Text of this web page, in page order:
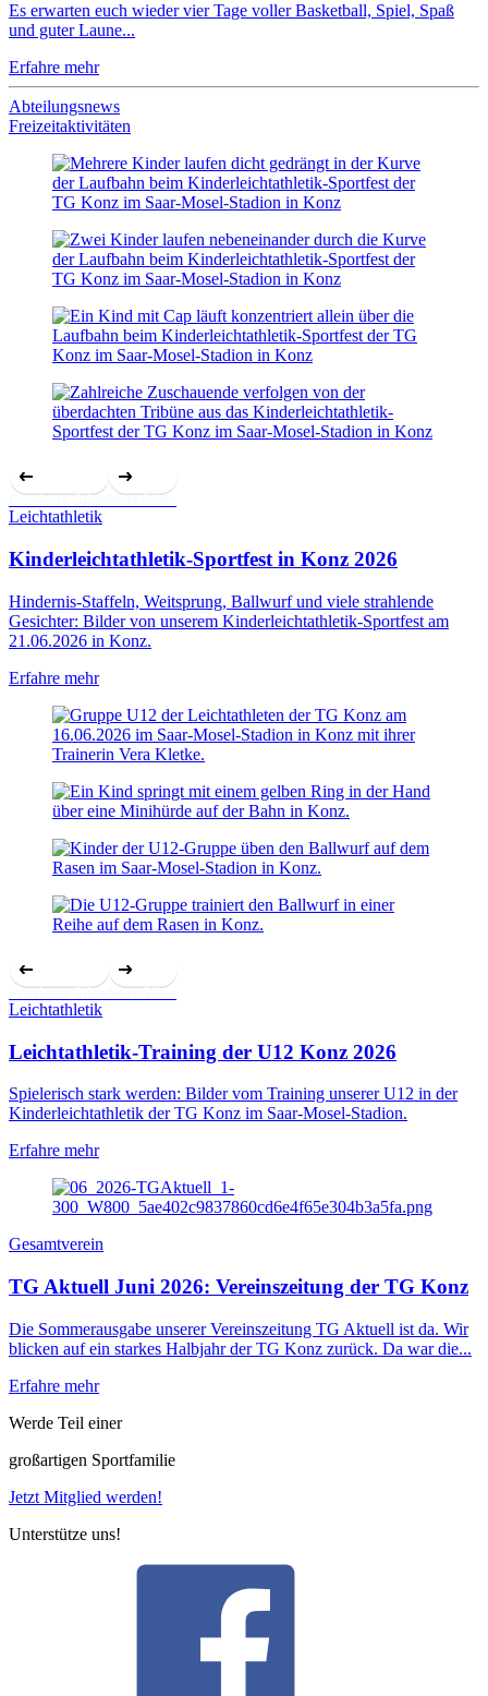
Es erwarten euch wieder vier Tage voller Basketball, Spiel, Spaß
und guter Laune...
Erfahre mehr
Abteilungsnews
Freizeitaktivitäten
Previous Slide Next Slide
Leichtathletik
Kinderleichtathletik-Sportfest in Konz 2026
Hindernis-Staffeln, Weitsprung, Ballwurf und viele strahlende
Gesichter: Bilder von unserem Kinderleichtathletik-Sportfest am
21.06.2026 in Konz.
Erfahre mehr
Previous Slide Next Slide
Leichtathletik
Leichtathletik-Training der U12 Konz 2026
Spielerisch stark werden: Bilder vom Training unserer U12 in der
Kinderleichtathletik der TG Konz im Saar-Mosel-Stadion.
Erfahre mehr
Gesamtverein
TG Aktuell Juni 2026: Vereinszeitung der TG Konz
Die Sommerausgabe unserer Vereinszeitung TG Aktuell ist da. Wir
blicken auf ein starkes Halbjahr der TG Konz zurück. Da war die...
Erfahre mehr
Werde Teil einer
großartigen Sportfamilie
Jetzt Mitglied werden!
Unterstütze uns!